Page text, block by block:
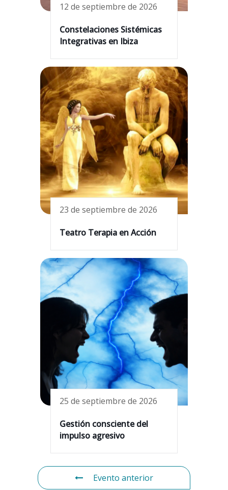
12 de septiembre de 2026
Constelaciones Sistémicas
Integrativas en Ibiza
23 de septiembre de 2026
Teatro Terapia en Acción
25 de septiembre de 2026
Gestión consciente del
impulso agresivo
Evento anterior